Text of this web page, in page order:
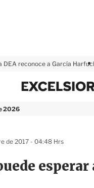
2026
DEA reconoce a García
esperar
de 2017 - 04:48 Hrs